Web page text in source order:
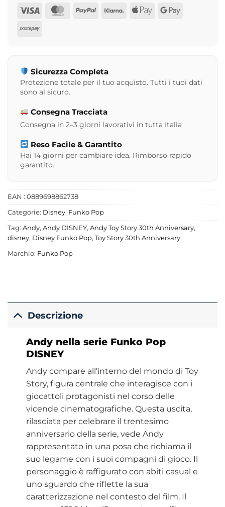
Visa
MasterCard
PayPalKlarna Apple Google
Postepay
Sicurezza Completa
Protezione totale per il tuo acquisto. Tutti i tuoi dati
sono al sicuro.
Consegna Tracciata
Consegna in 2–3 giorni lavorativi in tutta Italia
Reso Facile & Garantito
Hai 14 giorni per cambiare idea. Rimborso rapido
garantito.
EAN : 0889698862738
Categorie: Disney, Funko Pop
Tag: Andy, Andy DISNEY, Andy Toy Story 30th Anniversary,
disney, Disney Funko Pop, Toy Story 30th Anniversary
Marchio: Funko Pop
Descrizione
Andy nella serie Funko Pop
DISNEY
Andy compare all’interno del mondo di Toy
Story, figura centrale che interagisce con i
giocattoli protagonisti nel corso delle
vicende cinematografiche. Questa uscita,
rilasciata per celebrare il trentesimo
anniversario della serie, vede Andy
rappresentato in una posa che richiama il
suo legame con i suoi compagni di gioco. Il
personaggio è raffigurato con abiti casual e
uno sguardo che riflette la sua
caratterizzazione nel contesto del film. Il